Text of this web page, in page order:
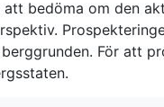
bedöma om den
För att